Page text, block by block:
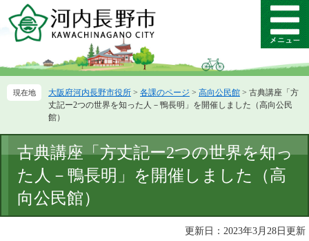
ー
先
ニ
を
本
文
メ
ニ
ー
大阪府河内長野市役所 > 各課のページ > 高向公民館 > 古典講座「方
丈記ー2つの世界を知った人－鴨長明」を開催しました（高向公民
館）
文
古典講座「方丈記ー2つの世界を知っ
た人－鴨長明」を開催しました（高
向公民館）
更新日：2023年3月28日更新